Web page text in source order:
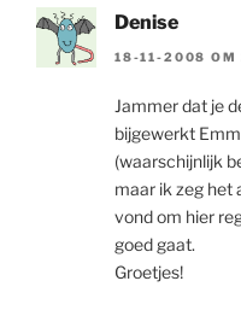
Denise
18-11-2008
Jammer dat je
bijgewerkt
(waarschijnlijk
maar ik zeg het
vond om hier
goed gaat.
Groetjes!